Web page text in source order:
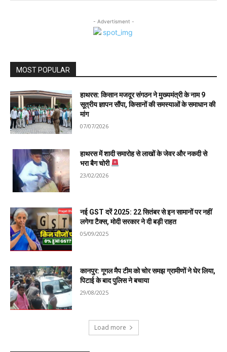
- Advertisment -
MOST POPULAR
हाथरस: किसान मजदूर संगठन ने मुख्यमंत्री के नाम 9
सूत्रीय ज्ञापन सौंपा, किसानों की समस्याओं के समाधान की
मांग
07/07/2026
हाथरस में शादी समारोह से लाखों के जेवर और नकदी से
भरा बैग चोरी
23/02/2026
नई GST दरें 2025: 22 सितंबर से इन सामानों पर नहीं
लगेगा टैक्स, मोदी सरकार ने दी बड़ी राहत
05/09/2025
कानपुर: गूगल मैप टीम को चोर समझ ग्रामीणों ने घेर लिया,
पिटाई के बाद पुलिस ने बचाया
29/08/2025
Load more